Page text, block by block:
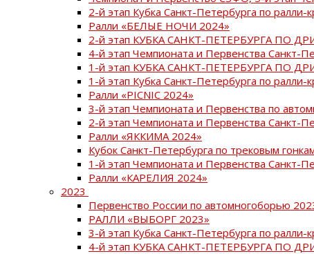
2-й этап Кубка Санкт-Петербурга по ралли-
Ралли «БЕЛЫЕ НОЧИ 2024»
2-й этап КУБКА САНКТ-ПЕТЕРБУРГА ПО
4-й этап Чемпионата и Первенства Санкт-
1-й этап КУБКА САНКТ-ПЕТЕРБУРГА ПО
1-й этап Кубка Санкт-Петербурга по ралли-
Ралли «PICNIC 2024»
3-й этап Чемпионата и Первенства по
2-й этап Чемпионата и Первенства Санкт-
Ралли «ЯККИМА 2024»
Кубок Санкт-Петербурга по трековым
1-й этап Чемпионата и Первенства
Ралли «КАРЕЛИЯ 2024»
2023
Первенство России по автомногоборью
РАЛЛИ «ВЫБОРГ 2023»
3-й этап Кубка Санкт-Петербурга по ралли-
4-й этап КУБКА САНКТ-ПЕТЕРБУРГА ПО